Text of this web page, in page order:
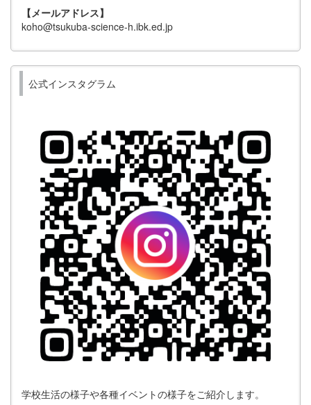
【メールアドレス】
koho@tsukuba-science-h.ibk.ed.jp
公式インスタグラム
学校生活の様子や各種イベントの様子をご紹介します。